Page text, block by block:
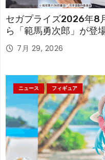
セガプライズ2026年8
ら「範馬勇次郎」が登
7月 29, 2026
ニュース フィギュア